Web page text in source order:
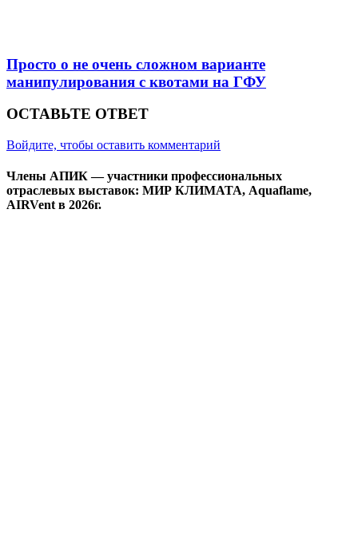
Просто о не очень сложном варианте
манипулирования с квотами на ГФУ
ОСТАВЬТЕ ОТВЕТ
Войдите, чтобы оставить комментарий
Члены АПИК — участники профессиональных
отраслевых выставок: МИР КЛИМАТА, Aquaflame,
AIRVent в 2026г.